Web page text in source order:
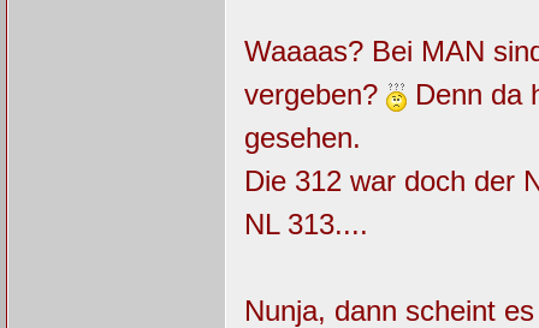
Waaaas? Bei MAN
vergeben?
Denn da
gesehen.
Die 312 war doch der
NL 313....
Nunja, dann scheint